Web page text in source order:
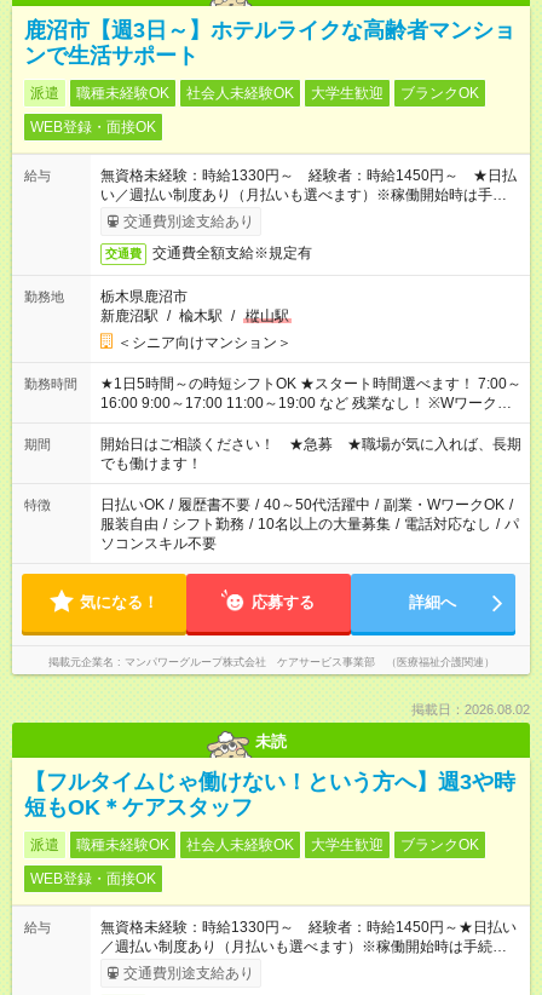
鹿沼市【週3日～】ホテルライクな高齢者マンショ
ンで生活サポート
派遣 職種未経験OK 社会人未経験OK 大学生歓迎
ブランクOK
WEB登録・面接OK
給与
無資格未経験：時給1330円～ 経験者：時給1450円～ ★日払
い／週払い制度あり（月払いも選べます）※稼働開始時は手続き
完了次第のお支払いとなります。
交通費別途支給あり
交通費 交通費全額支給※規定有
勤務地
栃木県鹿沼市
新鹿沼駅 / 楡木駅 / 樅山駅
＜シニア向けマンション＞
勤務時間
★1日5時間～の時短シフトOK ★スタート時間選べます！ 7:00～
16:00 9:00～17:00 11:00～19:00 など 残業なし！ ※Wワークの
場合、他のお仕事と合わせ週40時間超の就業はご案内できませ
ん ※法令に基づき、週20時間以上勤務は社会保険への加入対象
となります ※労働者派遣法（日雇い派遣の原則禁止）により、
短時間・短期間の就業はご案内が難しい場合があります
期間
開始日はご相談ください！ ★急募 ★職場が気に入れば、長期
でも働けます！
特徴 日払いOK / 履歴書不要 / 40～50代活躍中 / 副業・WワークOK /
服装自由 / シフト勤務 / 10名以上の大量募集 / 電話対応なし / パ
ソコンスキル不要
気になる！ 応募する 詳細へ
掲載元企業名 マンパワーグループ株式会社 ケアサービス事業部 （医療福祉介護関連）
掲載日：2026.08.02
未読
【フルタイムじゃ働けない！という方へ】週3や時
短もOK＊ケアスタッフ
派遣 職種未経験OK 社会人未経験OK 大学生歓迎
ブランクOK
WEB登録・面接OK
給与
無資格未経験：時給1330円～ 経験者：時給1450円～★日払い
／週払い制度あり（月払いも選べます）※稼働開始時は手続き完
了次第のお支払いとなります。
交通費別途支給あり